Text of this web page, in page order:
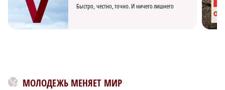
Быстро, честно, точно. И ничего лишнего
МОЛОДЕЖЬ МЕНЯЕТ МИР